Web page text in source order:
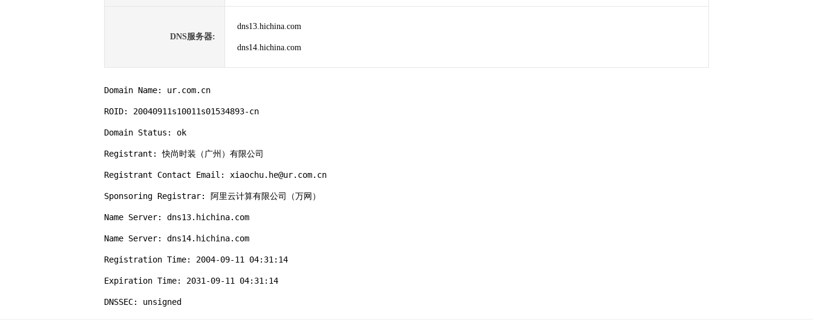
DNS服务器:
dns13.hichina.com
dns14.hichina.com
Domain Name: ur.com.cn
ROID: 20040911s10011s01534893-cn
Domain Status: ok
Registrant: 快尚时装（广州）有限公司
Registrant Contact Email: xiaochu.he@ur.com.cn
Sponsoring Registrar: 阿里云计算有限公司（万网）
Name Server: dns13.hichina.com
Name Server: dns14.hichina.com
Registration Time: 2004-09-11 04:31:14
Expiration Time: 2031-09-11 04:31:14